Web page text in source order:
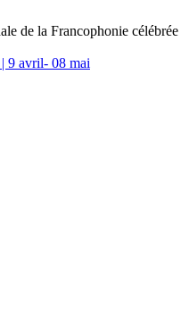
de la Francophonie